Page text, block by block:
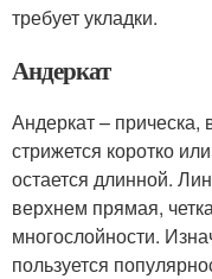
требует укладки.
Андеркат
Андеркат – прическа,
стрижется коротко
остается длинной.
верхнем прямая,
многослойности.
пользуется